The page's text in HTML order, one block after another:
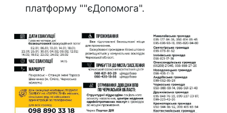
платформу ""єДопомога".